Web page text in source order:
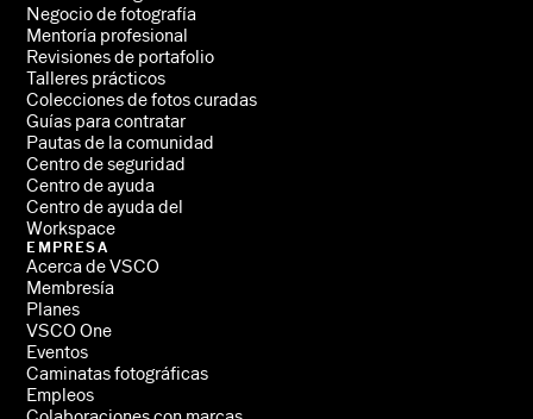
Negocio de fotografía
Mentoría profesional
Revisiones de portafolio
Talleres prácticos
Colecciones de fotos curadas
Guías para contratar
Pautas de la comunidad
Centro de seguridad
Centro de ayuda
Centro de ayuda del
Workspace
EMPRESA
Acerca de VSCO
Membresía
Planes
VSCO One
Eventos
Caminatas fotográficas
Empleos